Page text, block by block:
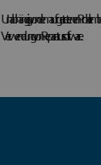
Unabhängig von dem aufgetretenen Problem besteht
Verwendung von Reparatursoftware.